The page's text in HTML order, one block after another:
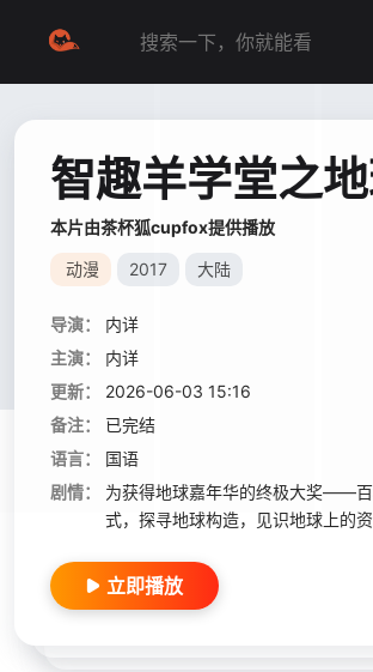
智趣羊学堂之
本片由茶杯狐cupfox提供播放
动漫 2017 大陆
导演：
内详
主演：
内详
更新：
2026-06-03 15:16
备注：
已完结
语言：
国语
剧情：
为获得地球嘉年华的终极大奖——百
式，探寻地球构造，见识地球上的
立即播放